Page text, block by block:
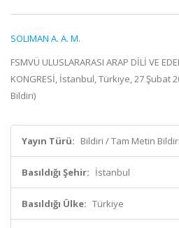
SOLIMAN A. A. M.
FSMVÜ ULUSLARARASI ARAP DİLİ VE
KONGRESİ, İstanbul, Türkiye, 27 Şubat
Bildiri)
Yayın Türü: Bildiri / Tam Metin Bildiri
Basıldığı Şehir: İstanbul
Basıldığı Ülke: Türkiye